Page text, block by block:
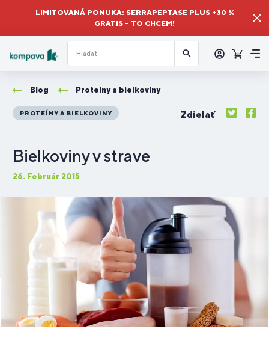
LIMITOVANÁ PONUKA: SERRAPEPTASE PLUS +30 %
GRATIS – TO CHCEM!
sa
Košík
Blog Proteíny a bielkoviny
PROTEÍNY A BIELKOVINY Zdielať
Bielkoviny v strave
26. Február 2015